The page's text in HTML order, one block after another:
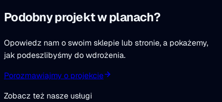
Podobny projekt w planach?
Opowiedz nam o swoim sklepie lub stronie, a pokażemy,
jak podeszlibyśmy do wdrożenia.
Porozmawiajmy o projekcie
Zobacz też nasze usługi